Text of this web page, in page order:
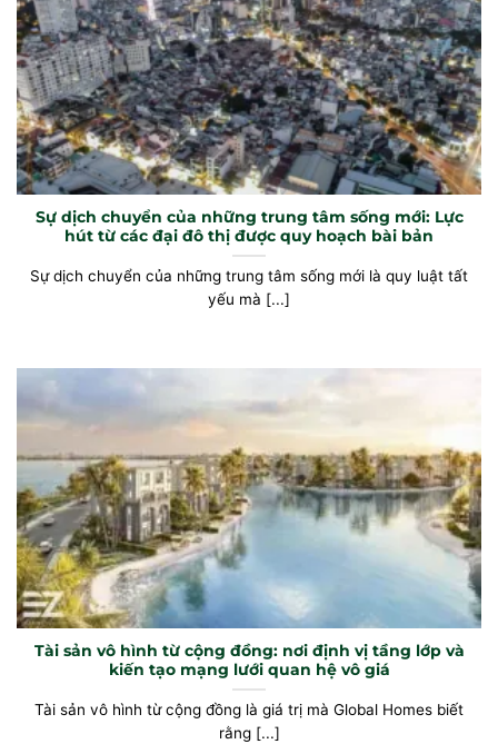
Sự dịch chuyển của những trung tâm sống mới: Lực
hút từ các đại đô thị được quy hoạch bài bản
Sự dịch chuyển của những trung tâm sống mới là quy luật tất
yếu mà [...]
Tài sản vô hình từ cộng đồng: nơi định vị tầng lớp và
kiến tạo mạng lưới quan hệ vô giá
Tài sản vô hình từ cộng đồng là giá trị mà Global Homes biết
rằng [...]